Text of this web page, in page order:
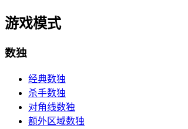
游戏模式
数独
经典数独
杀手数独
对角线数独
额外区域数独